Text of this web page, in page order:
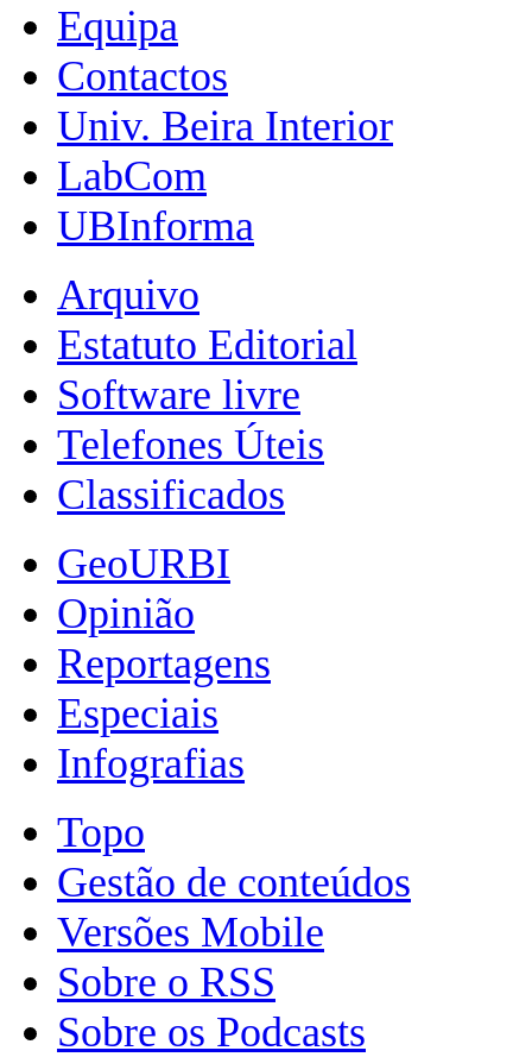
Equipa
Contactos
Univ. Beira Interior
LabCom
UBInforma
Arquivo
Estatuto Editorial
Software livre
Telefones Úteis
Classificados
GeoURBI
Opinião
Reportagens
Especiais
Infografias
Topo
Gestão de conteúdos
Versões Mobile
Sobre o RSS
Sobre os Podcasts